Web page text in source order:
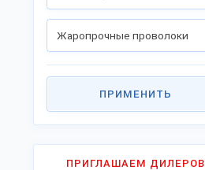
Жаропрочные проволоки
ПРИМЕНИТЬ
ПРИГЛАШАЕМ ДИЛЕРОВ